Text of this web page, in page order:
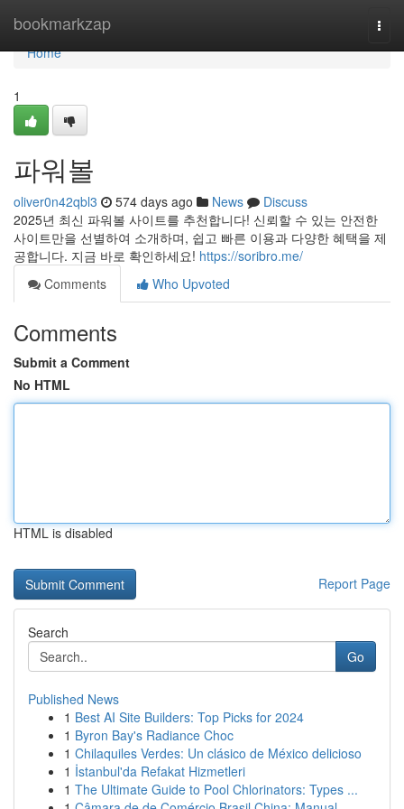
bookmarkzap
Home
Home
1
파워볼
oliver0n42qbl3 574 days ago News
Discuss
2025년 최신 파워볼 사이트를 추천합니다! 신뢰할 수 있는 안전한
사이트만을 선별하여 소개하며, 쉽고 빠른 이용과 다양한 혜택을 제
공합니다. 지금 바로 확인하세요! https://soribro.me/
Comments
Who Upvoted
Comments
Submit a Comment
No HTML
HTML is disabled
Report Page
Search
Go
Published News
1 Best AI Site Builders: Top Picks for 2024
1 Byron Bay's Radiance Choc
1 Chilaquiles Verdes: Un clásico de México delicioso
1 İstanbul'da Refakat Hizmetleri
1 The Ultimate Guide to Pool Chlorinators: Types ...